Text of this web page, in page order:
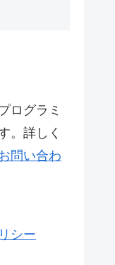
ログラミ
。詳しく
問い合わ
シー